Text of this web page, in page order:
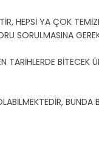
HEPSİ YA ÇOK
SORULMASINA
BİTECEK
BUNDA